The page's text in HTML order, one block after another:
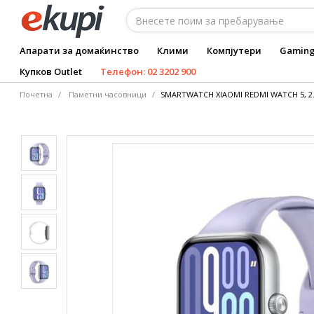
Апарати за домаќинство Клими Компјутери
Купков Outlet
Телефон: 02 3202 900
Почетна Паметни часовници SMARTWATCH XIAOMI REDMI WATCH